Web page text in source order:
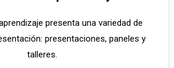
presenta una variedad de
presentaciones, paneles y
talleres.